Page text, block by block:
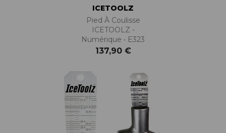
ICETOOLZ
Pied À Coulisse
ICETOOLZ -
Numérique • E323
137,90 €